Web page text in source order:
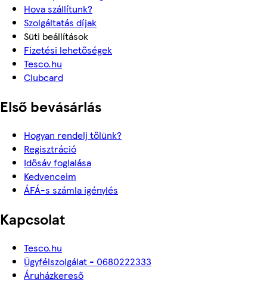
Hova szállítunk?
Szolgáltatás díjak
Süti beállítások
Fizetési lehetőségek
Tesco.hu
Clubcard
Első bevásárlás
Hogyan rendelj tőlünk?
Regisztráció
Idősáv foglalása
Kedvenceim
ÁFÁ-s számla igénylés
Kapcsolat
Tesco.hu
Ügyfélszolgálat - 0680222333
Áruházkereső